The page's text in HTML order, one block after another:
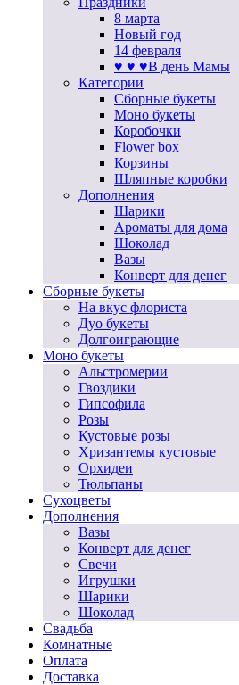
8 марта
Новый год
14 февраля
♥ ♥ ♥В день Мамы
Категории
Сборные букеты
Моно букеты
Коробочки
Flower box
Корзины
Шляпные коробки
Дополнения
Шарики
Ароматы для дома
Шоколад
Вазы
Конверт для денег
Сборные букеты
На вкус флориста
Дуо букеты
Долгоиграющие
Моно букеты
Альстромерии
Гвоздики
Гипсофила
Розы
Кустовые розы
Хризантемы кустовые
Орхидеи
Тюльпаны
Сухоцветы
Дополнения
Вазы
Конверт для денег
Свечи
Игрушки
Шарики
Шоколад
Свадьба
Комнатные
Оплата
Доставка